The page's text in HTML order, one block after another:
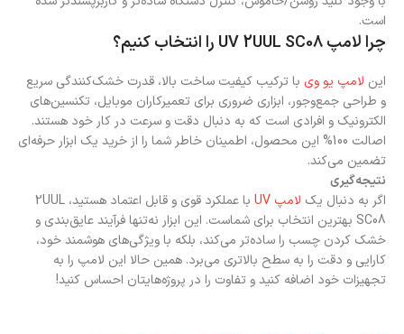
است.
چرا لامپ UV 2UUL SC08 را انتخاب کنیم؟
این لامپ یو وی با ترکیب کیفیت ساخت بالا، قدرت خشک‌کنندگی سریع
و طراحی جمع‌وجور، ابزاری ضروری برای تعمیرکاران موبایل، تکنسین‌های
الکترونیک و افرادی است که به دنبال دقت و سرعت در کار خود هستند.
اصالت 100% این محصول، اطمینان خاطر شما را از خرید یک ابزار حرفه‌ای
تضمین می‌کند.
نتیجه‌گیری
اگر به دنبال یک لامپ UV با عملکرد قوی و قابل اعتماد هستید، 2UUL
SC08 بهترین انتخاب برای شماست. این ابزار نه‌تنها فرآیند عایق‌بندی و
خشک کردن چسب را ساده‌تر می‌کند، بلکه با ویژگی‌های هوشمند خود،
کارایی و دقت را به سطح بالاتری می‌برد. همین حالا این لامپ را به
تجهیزات خود اضافه کنید و تفاوت را در پروژه‌هایتان احساس کنید!